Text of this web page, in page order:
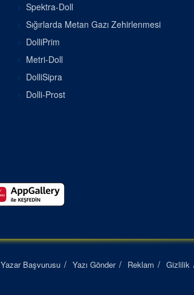
Spektra-Doll
Sığırlarda Metan Gazı Zehirlenmesi
DolliPrim
Metri-Doll
DolliSipra
Dolli-Prost
Yazar Başvurusu Yazı Gönder Reklam Gizlilik